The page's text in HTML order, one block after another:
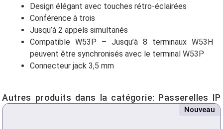
Design élégant avec touches rétro-éclairées
Conférence à trois
Jusqu’à 2 appels simultanés
Compatible W53P – Jusqu’à 8 terminaux W53H
peuvent être synchronisés avec le terminal W53P
Connecteur jack 3,5 mm
Autres produits dans la catégorie: Passerelles IP
Nouveau